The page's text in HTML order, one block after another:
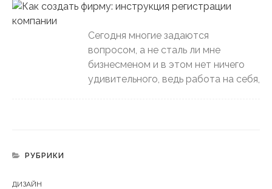
Сегодня многие задаются
вопросом, а не сталь ли мне
бизнесменом и в этом нет ничего
удивительного, ведь работа на себя,
РУБРИКИ
ДИЗАЙН